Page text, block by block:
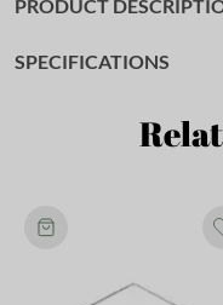
PRODUCT
SPECIFICATIONS